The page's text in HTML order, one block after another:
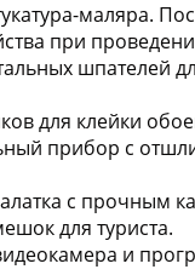
маляра.
при
шпателей
для клейки
прибор с
с прочным
для туриста.
и